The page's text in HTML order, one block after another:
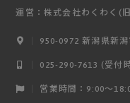
運営：株式会社わくわく(
950-0972 新潟県新
025-290-7613 (受付
営業時間：9:00～